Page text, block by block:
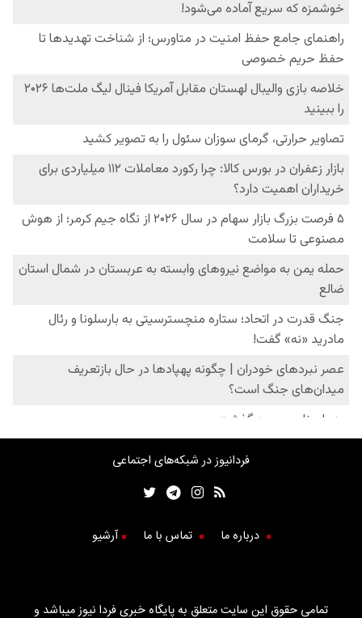
فردانیوز در شبکه‌های اجتماعی
درباره ما تماس با ما آرشیو
تمامی حقوق این سایت متعلق به پایگاه خبری فردا نیوز میباشد و